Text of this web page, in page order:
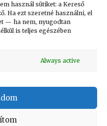
használ sütiket: a Kereső
Ha ezt szeretné használni, el
— ha nem, nyugodtan
is teljes egészében
Always active
18:02
2026.05.05.